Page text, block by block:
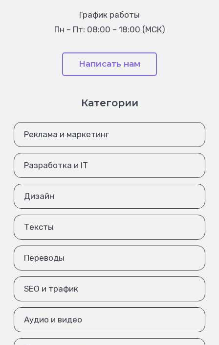
График работы
Пн – Пт: 08:00 – 18:00 (МСК)
Написать нам
Категории
Реклама и маркетинг
Разработка и IT
Дизайн
Тексты
Переводы
SEO и трафик
Аудио и видео